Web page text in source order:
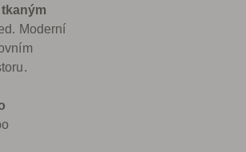
Moderní